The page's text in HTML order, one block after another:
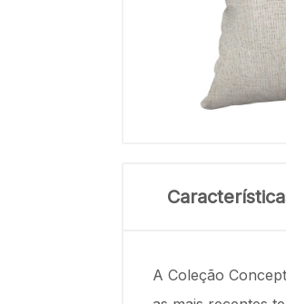
A Coleção